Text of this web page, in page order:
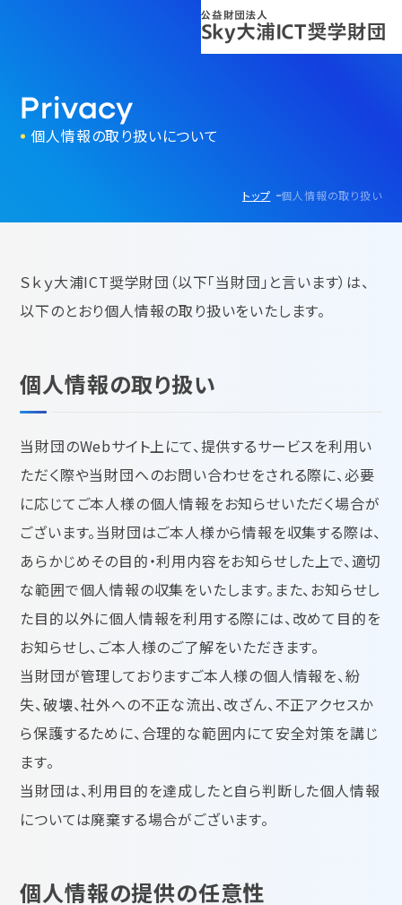
Privacy
個人情報の取り扱いについて
トップ 個人情報の取り扱い
Ｓｋｙ大浦ICT奨学財団（以下「当財団」と言います）は、
以下のとおり個人情報の取り扱いをいたします。
個人情報の取り扱い
当財団のWebサイト上にて、提供するサービスを利用い
ただく際や当財団へのお問い合わせをされる際に、必要
に応じてご本人様の個人情報をお知らせいただく場合が
ございます。当財団はご本人様から情報を収集する際は、
あらかじめその目的・利用内容をお知らせした上で、適切
な範囲で個人情報の収集をいたします。また、お知らせし
た目的以外に個人情報を利用する際には、改めて目的を
お知らせし、ご本人様のご了解をいただきます。
当財団が管理しておりますご本人様の個人情報を、紛
失、破壊、社外への不正な流出、改ざん、不正アクセスか
ら保護するために、合理的な範囲内にて安全対策を講じ
ます。
当財団は、利用目的を達成したと自ら判断した個人情報
については廃棄する場合がございます。
個人情報の提供の任意性